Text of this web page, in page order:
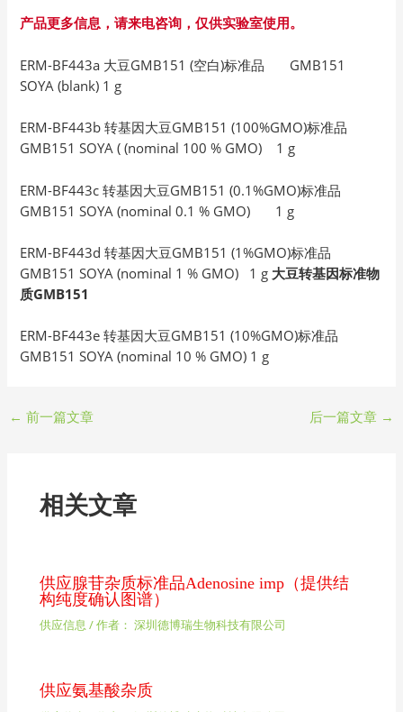
产品更多信息，请来电咨询，仅供实验室使用。
ERM-BF443a 大豆GMB151 (空白)标准品 GMB151
SOYA (blank) 1 g
ERM-BF443b 转基因大豆GMB151 (100%GMO)标准品
GMB151 SOYA ( (nominal 100 % GMO) 1 g
ERM-BF443c 转基因大豆GMB151 (0.1%GMO)标准品
GMB151 SOYA (nominal 0.1 % GMO) 1 g
ERM-BF443d 转基因大豆GMB151 (1%GMO)标准品
GMB151 SOYA (nominal 1 % GMO) 1 g 大豆转基因标准物
质GMB151
ERM-BF443e 转基因大豆GMB151 (10%GMO)标准品
GMB151 SOYA (nominal 10 % GMO) 1 g
← 前一篇文章 后一篇文章 →
相关文章
供应腺苷杂质标准品Adenosine imp（提供结
构纯度确认图谱）
供应信息 / 作者： 深圳德博瑞生物科技有限公司
供应氨基酸杂质